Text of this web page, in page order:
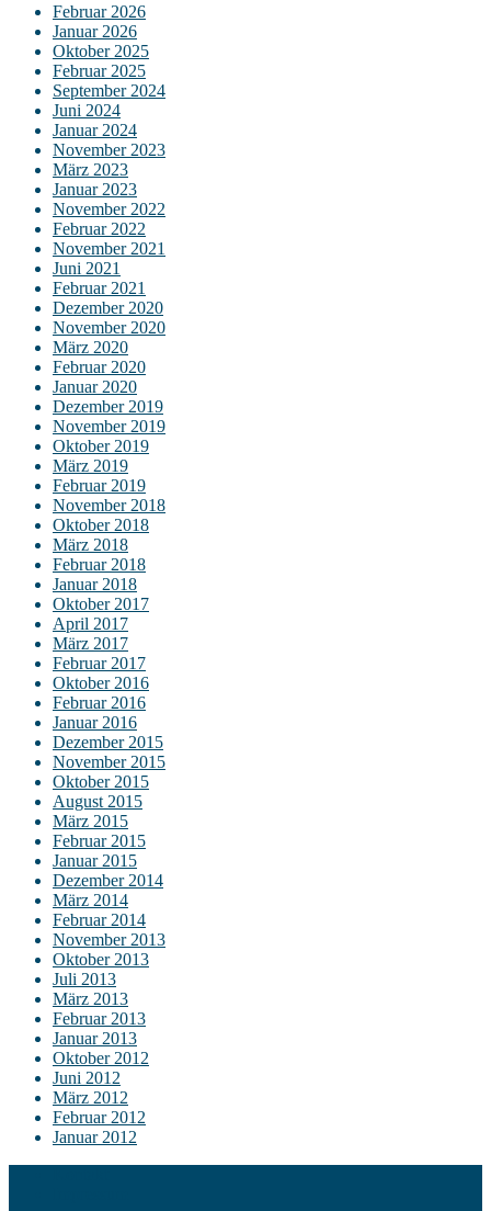
Februar 2026
Januar 2026
Oktober 2025
Februar 2025
September 2024
Juni 2024
Januar 2024
November 2023
März 2023
Januar 2023
November 2022
Februar 2022
November 2021
Juni 2021
Februar 2021
Dezember 2020
November 2020
März 2020
Februar 2020
Januar 2020
Dezember 2019
November 2019
Oktober 2019
März 2019
Februar 2019
November 2018
Oktober 2018
März 2018
Februar 2018
Januar 2018
Oktober 2017
April 2017
März 2017
Februar 2017
Oktober 2016
Februar 2016
Januar 2016
Dezember 2015
November 2015
Oktober 2015
August 2015
März 2015
Februar 2015
Januar 2015
Dezember 2014
März 2014
Februar 2014
November 2013
Oktober 2013
Juli 2013
März 2013
Februar 2013
Januar 2013
Oktober 2012
Juni 2012
März 2012
Februar 2012
Januar 2012